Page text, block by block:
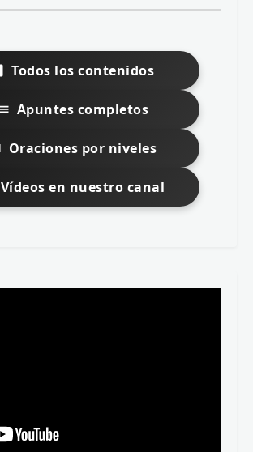
Todos los contenidos
Apuntes completos
Oraciones por niveles
Vídeos en nuestro canal